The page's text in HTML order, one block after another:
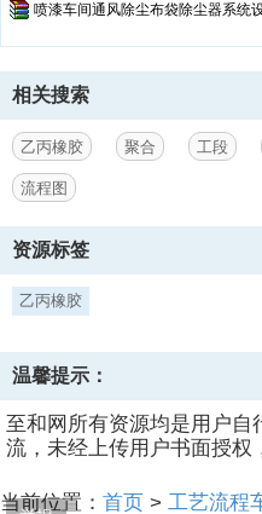
喷漆车间通风除尘布袋除尘器系统
相关搜索
乙丙橡胶 聚合 工段
流程图
资源标签
乙丙橡胶
温馨提示：
至和网所有资源均是用户自
流，未经上传用户书面授权
当前位置： 首页 > 工艺流程